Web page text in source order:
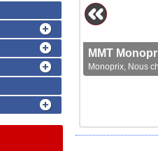
MMT
Monoprix, Nous